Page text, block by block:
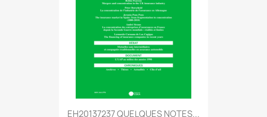
EH20137237 QUELQUES NOTES...